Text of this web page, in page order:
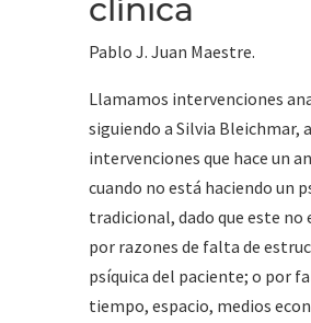
clínica
Pablo J. Juan Maestre.
Llamamos intervenciones
siguiendo a Silvia Bleichmar,
intervenciones que hace un
cuando no está haciendo un
tradicional, dado que este no
por razones de falta de
psíquica del paciente; o por
tiempo, espacio, medios